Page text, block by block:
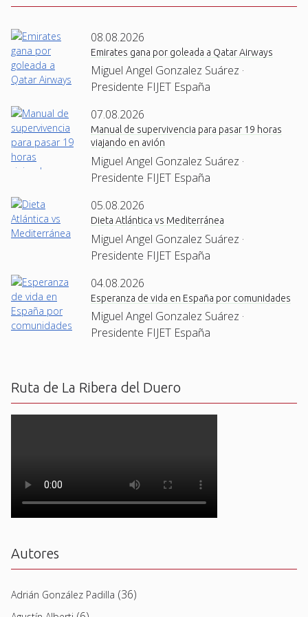
08.08.2026
Emirates gana por goleada a Qatar Airways
Miguel Angel Gonzalez Suárez ·
Presidente FIJET España
07.08.2026
Manual de supervivencia para pasar 19 horas
viajando en avión
Miguel Angel Gonzalez Suárez ·
Presidente FIJET España
05.08.2026
Dieta Atlántica vs Mediterránea
Miguel Angel Gonzalez Suárez ·
Presidente FIJET España
04.08.2026
Esperanza de vida en España por comunidades
Miguel Angel Gonzalez Suárez ·
Presidente FIJET España
Ruta de La Ribera del Duero
Autores
Adrián González Padilla (36)